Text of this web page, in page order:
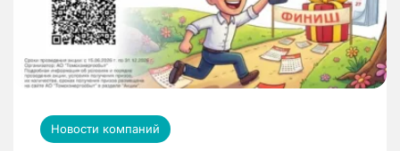
Новости компаний